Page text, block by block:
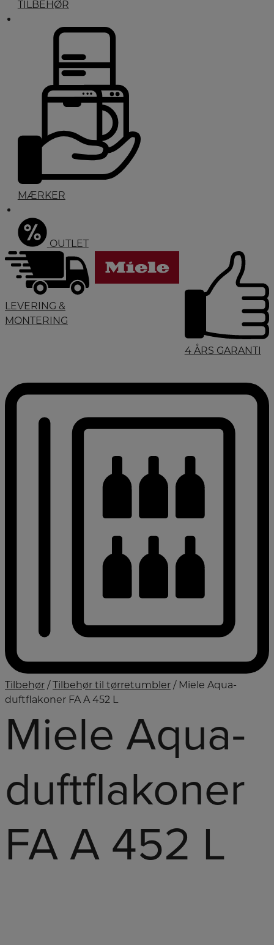
TILBEHØR
MÆRKER
OUTLET
LEVERING &
MONTERING
4 ÅRS GARANTI
Tilbehør /Tilbehør til tørretumbler / Miele Aqua-
duftflakoner FA A 452 L
Miele Aqua-
duftflakoner
FA A 452 L